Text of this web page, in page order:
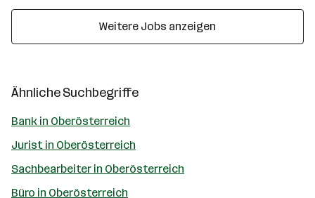
Weitere Jobs anzeigen
Ähnliche Suchbegriffe
Bank in Oberösterreich
Jurist in Oberösterreich
Sachbearbeiter in Oberösterreich
Büro in Oberösterreich